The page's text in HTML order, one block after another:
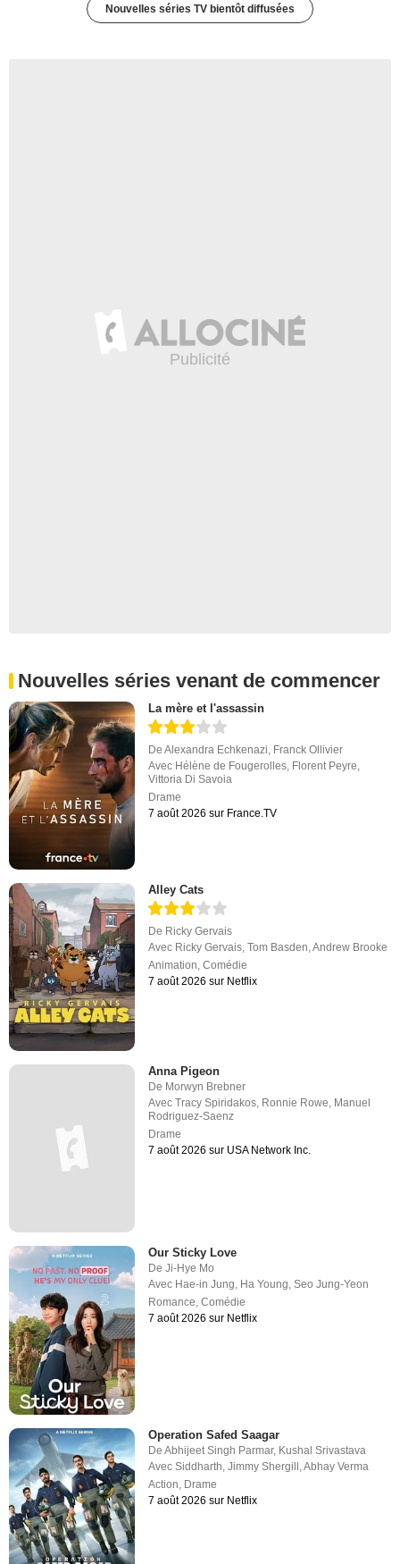
Nouvelles séries TV bientôt diffusées
Nouvelles séries venant de commencer
La mère et l'assassin
DeAlexandra Echkenazi Franck Ollivier
Avec Hélène de Fougerolles Florent Peyre
Vittoria Di Savoia
Drame
7 août 2026 sur France.TV
Alley Cats
De Ricky Gervais
Avec Ricky Gervais,Tom Basden,Andrew Brooke
Animation,Comédie
7 août 2026 sur Netflix
Anna Pigeon
De Morwyn Brebner
AvecTracy Spiridakos, Ronnie Rowe, Manuel
Rodriguez-Saenz
Drame
7 août 2026 sur USA Network Inc.
Our Sticky Love
DeJi-Hye Mo
Avec Hae-in Jung, Ha Young,Seo Jung-Yeon
Romance,Comédie
7 août 2026 sur Netflix
Operation Safed Saagar
DeAbhijeet Singh Parmar, Kushal Srivastava
AvecSiddharth ,Jimmy Shergill ,Abhay Verma
Action Drame
7 août 2026 sur Netflix